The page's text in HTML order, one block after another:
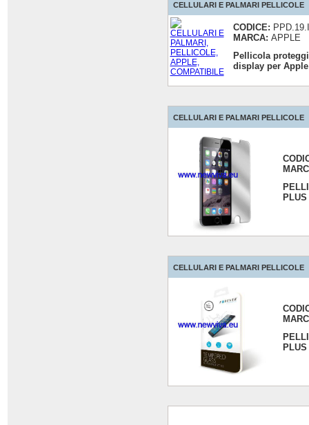
CELLULARI E PALMARI PELLICOLE
CODICE:
MARCA: APPLE
Pellicola
display per
CELLULARI E PALMARI PELLICOLE
PLUS
CELLULARI E PALMARI PELLICOLE